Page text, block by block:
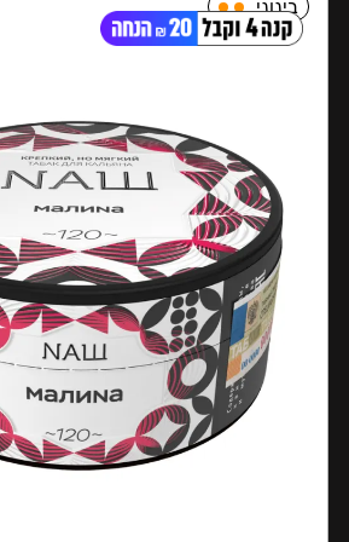
בינוני